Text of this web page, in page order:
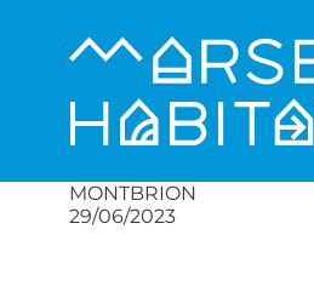
MONTBRION
29/06/2023